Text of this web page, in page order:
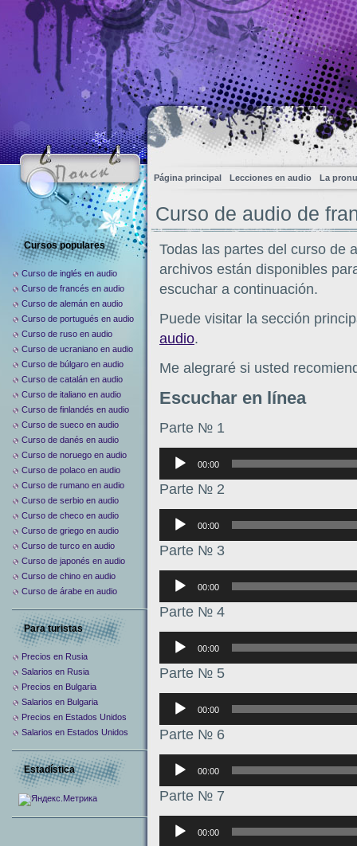
Página principal Lecciones en audio La
Curso de audio de
Todas las partes del curso de
archivos están disponibles
escuchar a continuación.
Puede visitar la sección
audio.
Me alegraré si usted
Escuchar en línea
Parte № 1
Аудиоплеер
00:00
Parte № 2
Аудиоплеер
00:00
Parte № 3
Аудиоплеер
00:00
Parte № 4
Аудиоплеер
00:00
Parte № 5
Аудиоплеер
00:00
Parte № 6
Аудиоплеер
00:00
Parte № 7
Аудиоплеер
00:00
Cursos populares
Curso de inglés en audio
Curso de francés en audio
Curso de alemán en audio
Curso de portugués en audio
Curso de ruso en audio
Curso de ucraniano en audio
Curso de búlgaro en audio
Curso de catalán en audio
Curso de italiano en audio
Curso de finlandés en audio
Curso de sueco en audio
Curso de danés en audio
Curso de noruego en audio
Curso de polaco en audio
Curso de rumano en audio
Curso de serbio en audio
Curso de checo en audio
Curso de griego en audio
Curso de turco en audio
Curso de japonés en audio
Curso de chino en audio
Curso de árabe en audio
Para turistas
Precios en Rusia
Salarios en Rusia
Precios en Bulgaria
Salarios en Bulgaria
Precios en Estados Unidos
Salarios en Estados Unidos
Estadística